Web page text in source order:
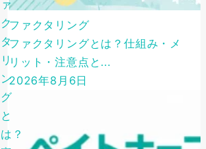
ァ
ク
タ
リ
ン
グ
と
は？
ファクタリング
ファクタリングとは？仕組み・メ
リット・注意点と...
2026年8月6日